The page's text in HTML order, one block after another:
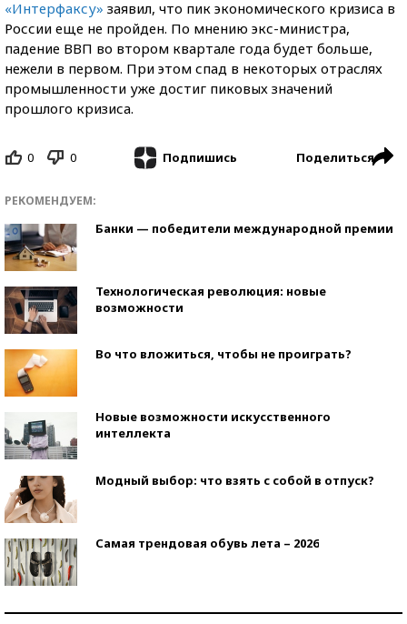
«Интерфаксу» заявил, что пик экономического кризиса в
России еще не пройден. По мнению экс-министра,
падение ВВП во втором квартале года будет больше,
нежели в первом. При этом спад в некоторых отраслях
промышленности уже достиг пиковых значений
прошлого кризиса.
0 0 Подпишись Поделиться
РЕКОМЕНДУЕМ:
Банки — победители международной премии
Технологическая революция: новые
возможности
Во что вложиться, чтобы не проиграть?
Новые возможности искусственного
интеллекта
Модный выбор: что взять с собой в отпуск?
Самая трендовая обувь лета – 2026